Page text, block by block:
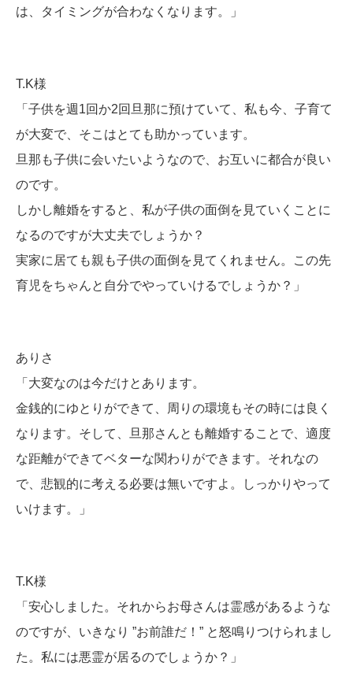
は、タイミングが合わなくなります。」
T.K様
「子供を週1回か2回旦那に預けていて、私も今、子育て
が大変で、そこはとても助かっています。
旦那も子供に会いたいようなので、お互いに都合が良い
のです。
しかし離婚をすると、私が子供の面倒を見ていくことに
なるのですが大丈夫でしょうか？
実家に居ても親も子供の面倒を見てくれません。この先
育児をちゃんと自分でやっていけるでしょうか？」
ありさ
「大変なのは今だけとあります。
金銭的にゆとりができて、周りの環境もその時には良く
なります。そして、旦那さんとも離婚することで、適度
な距離ができてベターな関わりができます。それなの
で、悲観的に考える必要は無いですよ。しっかりやって
いけます。」
T.K様
「安心しました。それからお母さんは霊感があるような
のですが、いきなり ”お前誰だ！” と怒鳴りつけられまし
た。私には悪霊が居るのでしょうか？」